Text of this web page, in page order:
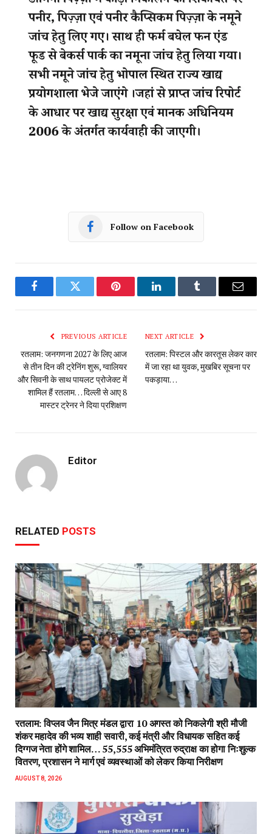
Follow on Facebook
FacebookTwitter Pinterest LinkedInTumblr Email
PREVIOUS ARTICLE
रतलाम: जनगणना 2027 के लिए आज
से तीन दिन की ट्रेनिंग शुरू, ग्वालियर
और सिवनी के साथ पायलट प्रोजेक्ट में
शामिल हैं रतलाम… दिल्ली से आए 8
मास्टर ट्रेनर ने दिया प्रशिक्षण
NEXT ARTICLE
रतलाम: पिस्टल और कारतूस लेकर कार
में जा रहा था युवक, मुखबिर सूचना पर
पकड़ाया…
Editor
RELATED POSTS
रतलाम: विप्लव जैन मित्र मंडल द्वारा 10 अगस्त को निकलेगी श्री मौजी
शंकर महादेव की भव्य शाही सवारी, कई मंत्री और विधायक सहित कई
दिग्गज नेता होंगे शामिल… 55,555 अभिमंत्रित रुद्राक्ष का होगा निःशुल्क
वितरण, प्रशासन ने मार्ग एवं व्यवस्थाओं को लेकर किया निरीक्षण
AUGUST 8, 2026